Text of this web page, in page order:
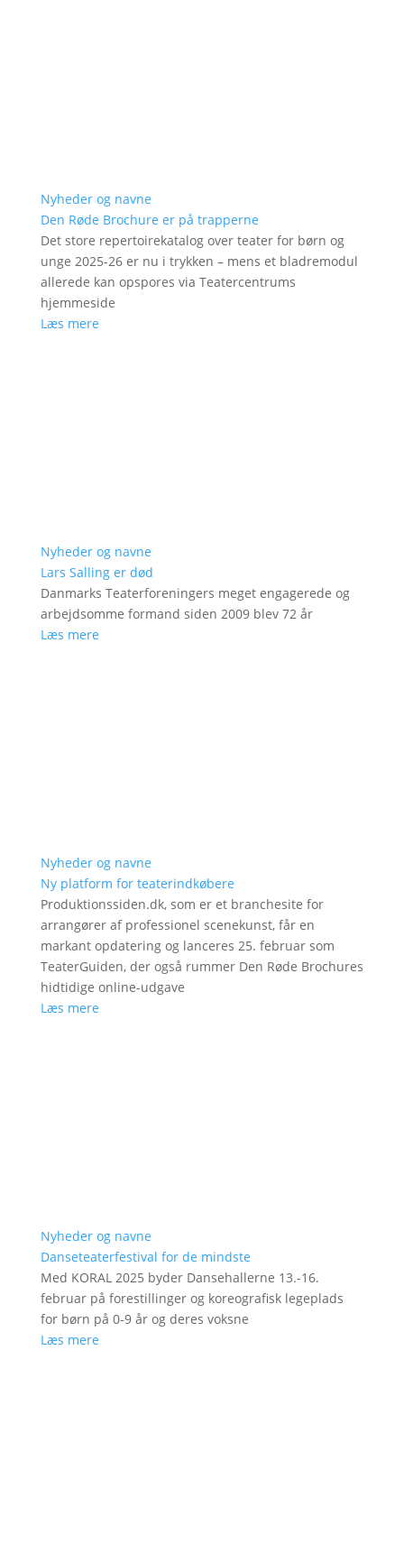
Nyheder og navne
Den Røde Brochure er på trapperne
Det store repertoirekatalog over teater for børn og
unge 2025-26 er nu i trykken – mens et bladremodul
allerede kan opspores via Teatercentrums
hjemmeside
Læs mere
Nyheder og navne
Lars Salling er død
Danmarks Teaterforeningers meget engagerede og
arbejdsomme formand siden 2009 blev 72 år
Læs mere
Nyheder og navne
Ny platform for teaterindkøbere
Produktionssiden.dk, som er et branchesite for
arrangører af professionel scenekunst, får en
markant opdatering og lanceres 25. februar som
TeaterGuiden, der også rummer Den Røde Brochures
hidtidige online-udgave
Læs mere
Nyheder og navne
Danseteaterfestival for de mindste
Med KORAL 2025 byder Dansehallerne 13.-16.
februar på forestillinger og koreografisk legeplads
for børn på 0-9 år og deres voksne
Læs mere